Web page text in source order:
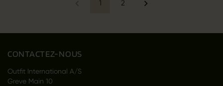
1 2
CONTACTEZ-NOUS
Outfit International A/S
Greve Main 10